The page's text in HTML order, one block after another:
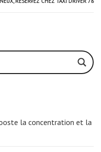
la concentration et la